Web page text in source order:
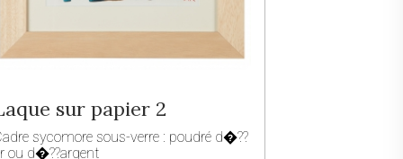
sur papier 2
sycomore sous-verre : poudré d�??
ou d�??argent